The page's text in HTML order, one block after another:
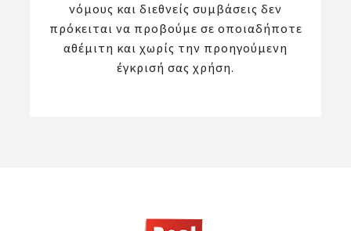
νόμους και διεθνείς συμβάσεις δεν
πρόκειται να προβούμε σε οποιαδήποτε
αθέμιτη και χωρίς την προηγούμενη
έγκρισή σας χρήση.